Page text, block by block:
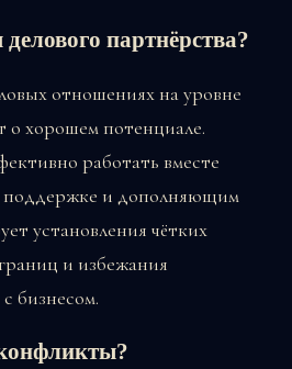
партнёрства?
отношениях на уровне
о хорошем потенциале.
работать вместе
поддержке и дополняющим
установления чётких
и избежания
бизнесом.